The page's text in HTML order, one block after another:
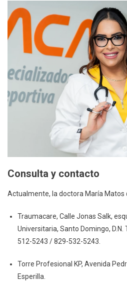
Consulta y contacto
Actualmente, la doctora María Matos
Traumacare, Calle Jonas Salk,
Universitaria, Santo Domingo,
512-5243 / 829-532-5243.
Torre Profesional KP, Avenida
Esperilla.